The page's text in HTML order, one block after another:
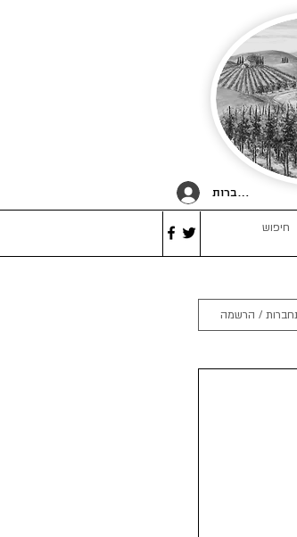
להתחברות
/ הרשמה